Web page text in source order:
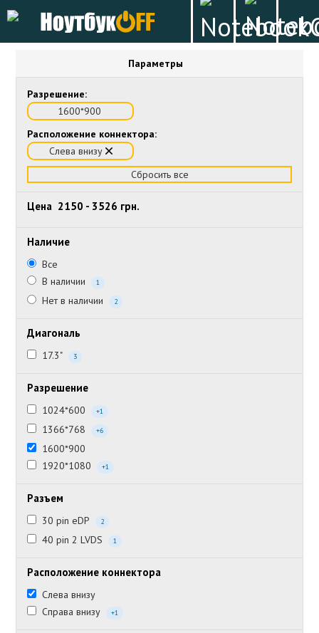
Параметры
Разрешение:
1600*900
Расположение коннектора:
Слева внизу
Сбросить все
Цена 2150 - 3526 грн.
Наличие
Все
В наличии
1
Нет в наличии 2
Диагональ
17.3" 3
Разрешение
1024*600 +1
1366*768 +6
1600*900
1920*1080
+1
Разъем
30 pin eDP 2
40 pin 2 LVDS 1
Расположение коннектора
Слева внизу
Справа внизу
+1